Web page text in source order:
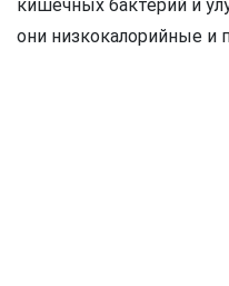
кишечных бактерий и
они низкокалорийные и